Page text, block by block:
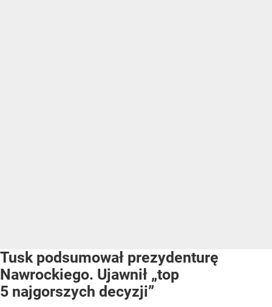
Tusk podsumował prezydenturę
Nawrockiego. Ujawnił „top
5 najgorszych decyzji”